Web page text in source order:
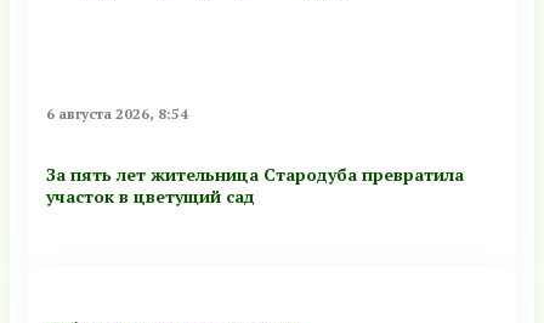
6 августа 2026, 8:54
За пять лет жительница Стародуба превратила
участок в цветущий сад